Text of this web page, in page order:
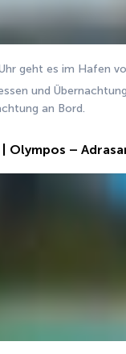
geht es im Hafen
und
an Bord.
| Olympos –